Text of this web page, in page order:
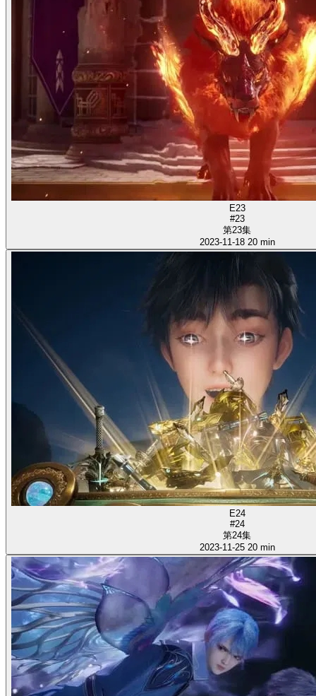
E23
#23
第23集
2023-11-18 20 min
E24
#24
第24集
2023-11-25 20 min